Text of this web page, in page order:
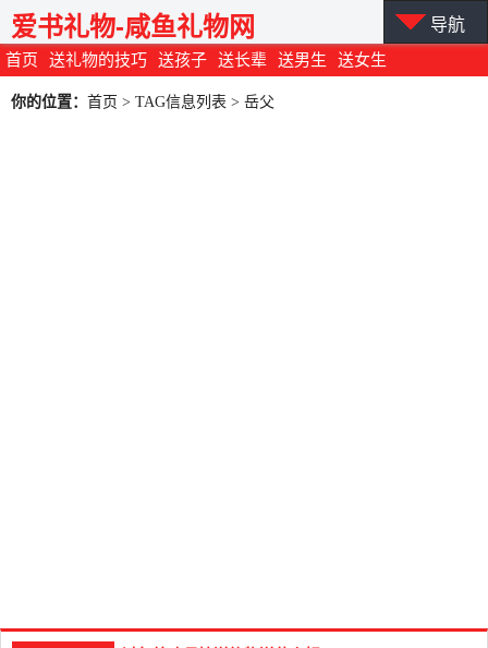
首页 送礼物的技巧 送孩子 送长辈 送男生 送女生
爱书礼物-咸鱼礼物网 导航
你的位置： 首页 > TAG信息列表 > 岳父